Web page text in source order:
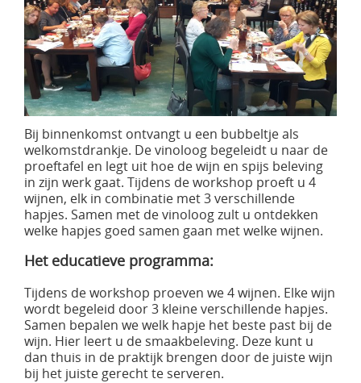
Bij binnenkomst ontvangt u een bubbeltje als
welkomstdrankje. De vinoloog begeleidt u naar de
proeftafel en legt uit hoe de wijn en spijs beleving
in zijn werk gaat. Tijdens de workshop proeft u 4
wijnen, elk in combinatie met 3 verschillende
hapjes. Samen met de vinoloog zult u ontdekken
welke hapjes goed samen gaan met welke wijnen.
Het educatieve programma:
Tijdens de workshop proeven we 4 wijnen. Elke wijn
wordt begeleid door 3 kleine verschillende hapjes.
Samen bepalen we welk hapje het beste past bij de
wijn. Hier leert u de smaakbeleving. Deze kunt u
dan thuis in de praktijk brengen door de juiste wijn
bij het juiste gerecht te serveren.